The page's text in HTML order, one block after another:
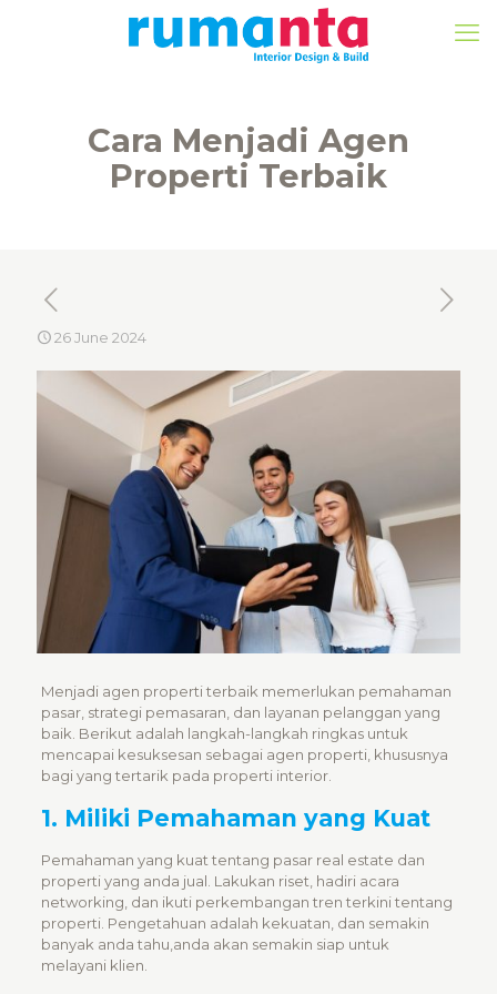
Cara Menjadi Agen
Properti Terbaik
26 June 2024
Menjadi agen properti terbaik memerlukan pemahaman
pasar, strategi pemasaran, dan layanan pelanggan yang
baik. Berikut adalah langkah-langkah ringkas untuk
mencapai kesuksesan sebagai agen properti, khususnya
bagi yang tertarik pada properti interior.
1. Miliki Pemahaman yang Kuat
Pemahaman yang kuat tentang pasar real estate dan
properti yang anda jual. Lakukan riset, hadiri acara
networking, dan ikuti perkembangan tren terkini tentang
properti. Pengetahuan adalah kekuatan, dan semakin
banyak anda tahu,anda akan semakin siap untuk
melayani klien.